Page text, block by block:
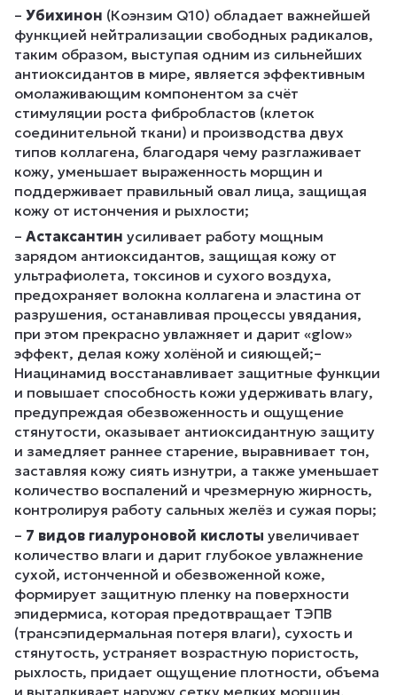
– Убихинон (Коэнзим Q10) обладает важнейшей
функцией нейтрализации свободных радикалов,
таким образом, выступая одним из сильнейших
антиоксидантов в мире, является эффективным
омолаживающим компонентом за счёт
стимуляции роста фибробластов (клеток
соединительной ткани) и производства двух
типов коллагена, благодаря чему разглаживает
кожу, уменьшает выраженность морщин и
поддерживает правильный овал лица, защищая
кожу от истончения и рыхлости;
– Астаксантин усиливает работу мощным
зарядом антиоксидантов, защищая кожу от
ультрафиолета, токсинов и сухого воздуха,
предохраняет волокна коллагена и эластина от
разрушения, останавливая процессы увядания,
при этом прекрасно увлажняет и дарит «glow»
эффект, делая кожу холёной и сияющей;–
Ниацинамид восстанавливает защитные функции
и повышает способность кожи удерживать влагу,
предупреждая обезвоженность и ощущение
стянутости, оказывает антиоксидантную защиту
и замедляет раннее старение, выравнивает тон,
заставляя кожу сиять изнутри, а также уменьшает
количество воспалений и чрезмерную жирность,
контролируя работу сальных желёз и сужая поры;
– 7 видов гиалуроновой кислоты увеличивает
количество влаги и дарит глубокое увлажнение
сухой, истонченной и обезвоженной коже,
формирует защитную пленку на поверхности
эпидермиса, которая предотвращает ТЭПВ
(трансэпидермальная потеря влаги), сухость и
стянутость, устраняет возрастную пористость,
рыхлость, придает ощущение плотности, объема